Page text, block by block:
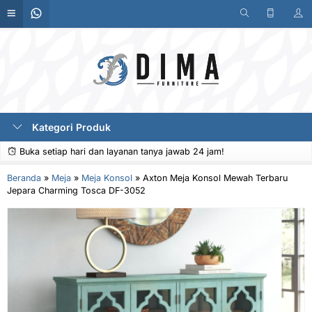
Kategori Produk
Buka setiap hari dan layanan tanya jawab 24 jam!
Beranda » Meja » Meja Konsol » Axton Meja Konsol Mewah Terbaru
Jepara Charming Tosca DF-3052